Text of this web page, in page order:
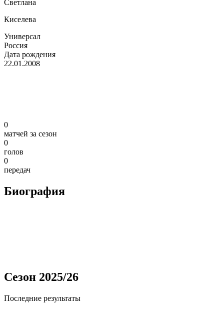
Светлана
Киселева
Универсал
Россия
Дата рождения
22.01.2008
0
матчей за сезон
0
голов
0
передач
Биография
Сезон 2025/26
Последние результаты